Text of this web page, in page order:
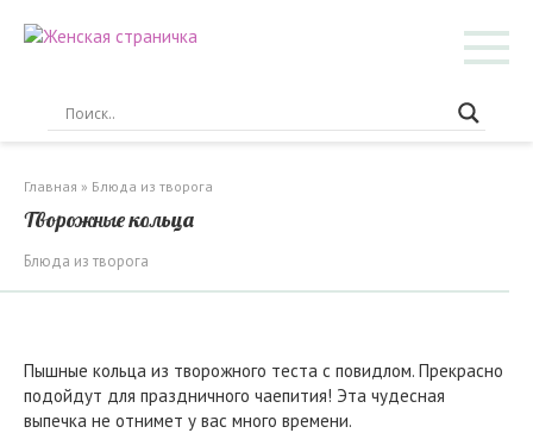
Главная » Блюда из творога
Творожные кольца
Блюда из творога
Пышные кольца из творожного теста с повидлом. Прекрасно
подойдут для праздничного чаепития! Эта чудесная
выпечка не отнимет у вас много времени.